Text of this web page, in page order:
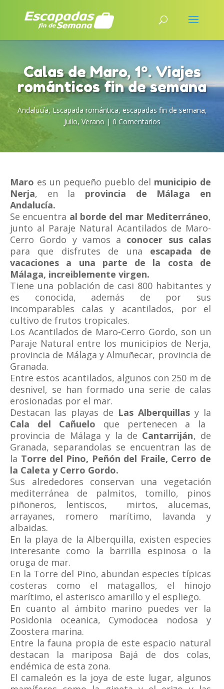
Calas de Maro, 1º. Viajes
románticos fin de semana
Andalucía, Escapada romántica, escapadas fin de semana,
Julio, Verano | 0 Comentarios
Maro es un pequeño pueblo del municipio de
Nerja, en la provincia de Málaga en
Andalucía.
Se encuentra al borde del mar Mediterráneo,
junto al Paraje Natural Acantilados de Maro-
Cerro Gordo y vamos a conocer sus calas
para que disfrutes de una escapada de
vacaciones a una parte de la costa de
Málaga, increiblemente virgen.
Tiene una población de casi 800 habitantes y
es conocida, además de por sus
incomparables calas y acantilados, por el
cultivo de frutos tropicales.
Los Acantilados de Maro-Cerro Gordo, son un
Paraje Natural entre los municipios de Nerja,
provincia de Málaga y Almuñecar, provincia de
Granada.
Entre estos acantilados, algunos con 250 m de
desnivel, se han formado una serie de calas
erosionadas por el mar.
Destacan las playas de Las Alberquillasy la
Cala del Cañuelo que pertenecen a la
provincia de Málaga y la de Cantarriján, de
Granada, separandolas se encuentran las de
la Torre del Pino, Peñón del Fraile, Cerro de
la Caleta y Cerro Gordo.
Sus alrededores conservan una vegetación
mediterránea de palmitos, tomillo, pinos
piñoneros, lentiscos, mirtos, alucemas,
arrayanes, romero marítimo, lavanda y
albaidas.
En la playa de la Alberquilla, existen especies
interesante como la barrilla espinosa o la
oruga de mar.
En la Torre del Pino, abundan especies típicas
costeras como el matagallos, el hinojo
marítimo, el asterisco amarillo y el espliego.
En cuanto al ámbito marino puedes ver la
Posidonia oceanica, Cymodocea nodosa y
Zoostera marina.
Entre la fauna propia de este espacio natural
destacan la mariposa Bajá de dos colas,
endémica de esta zona.
El camaleón es la joya de este lugar, algunos